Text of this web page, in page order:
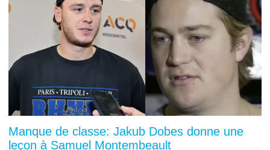
Manque de classe: Jakub Dobes donne une
leçon à Samuel Montembeault